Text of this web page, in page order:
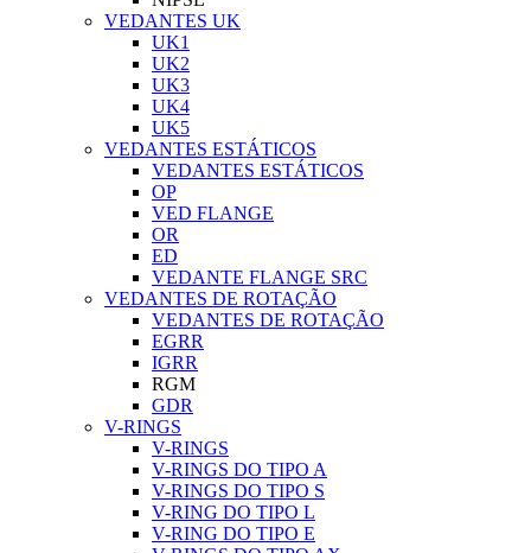
VEDANTES UK
UK1
UK2
UK3
UK4
UK5
VEDANTES ESTÁTICOS
VEDANTES ESTÁTICOS
OP
VED FLANGE
OR
ED
VEDANTE FLANGE SRC
VEDANTES DE ROTAÇÃO
VEDANTES DE ROTAÇÃO
EGRR
IGRR
RGM
GDR
V-RINGS
V-RINGS
V-RINGS DO TIPO A
V-RINGS DO TIPO S
V-RING DO TIPO L
V-RING DO TIPO E